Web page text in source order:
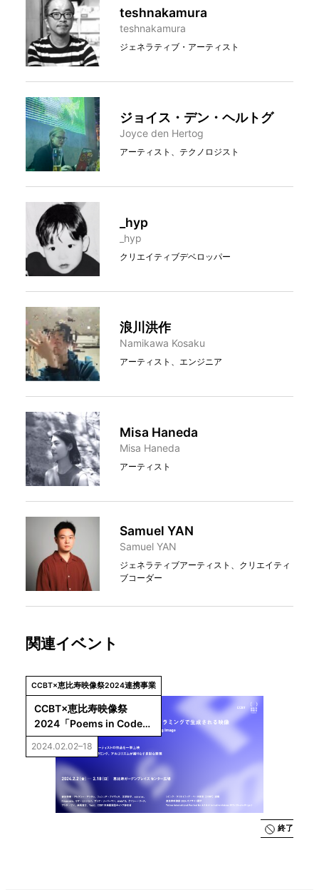
teshnakamura
teshnakamura
ジェネラティブ・アーティスト
ジョイス・デン・ヘルトグ
Joyce den Hertog
アーティスト、テクノロジスト
_hyp
_hyp
クリエイティブデベロッパー
浪川洪作
Namikawa Kosaku
アーティスト、エンジニア
Misa Haneda
Misa Haneda
アーティスト
Samuel YAN
Samuel YAN
ジェネラティブアーティスト、クリエイティ
ブコーダー
関連イベント
CCBT×恵比寿映像祭2024連携事業
CCBT×恵比寿映像祭
2024「Poems in Code
——ジェネラティブ・アー
トの現在／プログラミング
で生成される映像」
2024.02.02–18
終了